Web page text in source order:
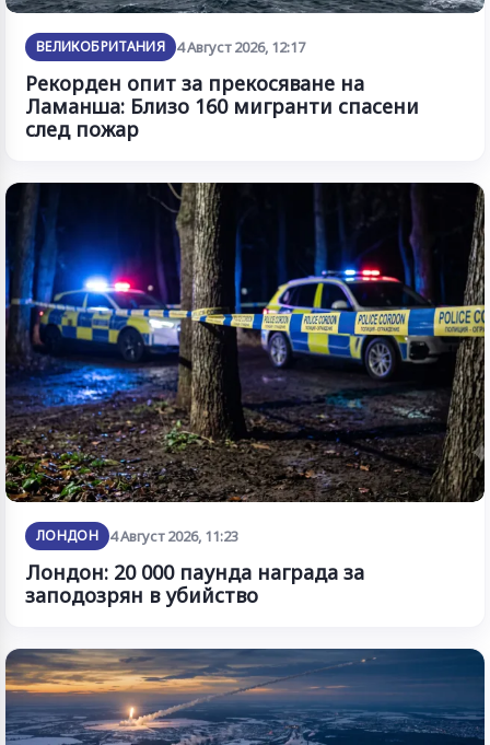
ВЕЛИКОБРИТАНИЯ 4 Август 2026, 12:17
Рекорден опит за прекосяване на
Ламанша: Близо 160 мигранти спасени
след пожар
ЛОНДОН 4 Август 2026, 11:23
Лондон: 20 000 паунда награда за
заподозрян в убийство